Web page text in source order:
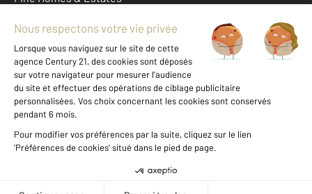
À propos
International
Nous contacter
Données personnelles